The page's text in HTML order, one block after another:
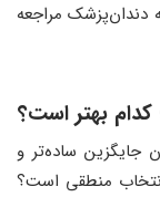
دندان‌پزشک مراجعه
بهتر است؟
جایگزین ساده‌تر و
منطقی است؟